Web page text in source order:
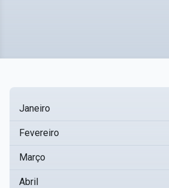
Janeiro
Fevereiro
Março
Abril